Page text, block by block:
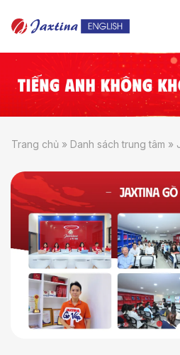
Trang chủ » Danh sách trung tâm »